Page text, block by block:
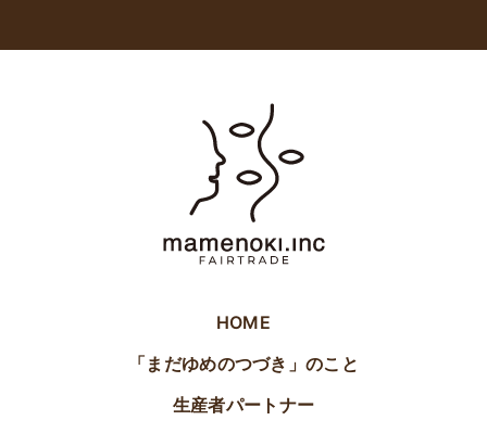
HOME
「まだゆめのつづき」のこと
生産者パートナー